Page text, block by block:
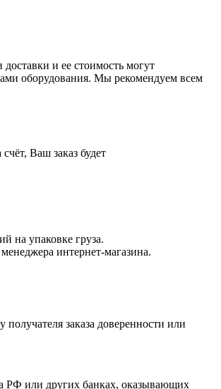
и ее стоимость могут
оборудования. Мы рекомендуем всем
Ваш заказ будет
на упаковке груза.
интернет-магазина.
заказа доверенности или
РФ или других банках, оказывающих